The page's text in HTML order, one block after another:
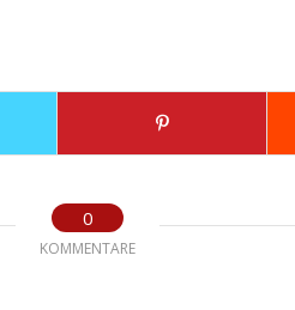
0
KOMMENTARE